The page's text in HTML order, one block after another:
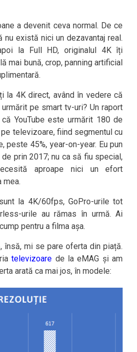
a devenit ceva normal. De ce
nu există nici un dezavantaj real.
la Full HD, originalul 4K îți
mai bună, crop, panning artificial
la 4K direct, având în vedere că
pe smart tv-uri? Un raport
YouTube este urmărit 180 de
televizoare, fiind segmentul cu
peste 45%, year-on-year. Eu pun
prin 2017; nu ca să fiu special,
aproape nici un efort
mea.
la 4K/60fps, GoPro-urile tot
urile au rămas în urmă. Ai
pentru a filma așa.
însă, mi se pare oferta din piață.
televizoare de la eMAG și am
arată ca mai jos, în modele: